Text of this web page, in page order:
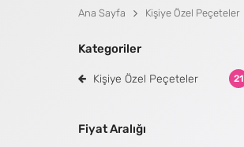
Ana Sayfa Kişiye Özel Peçeteler
Kategoriler
Kişiye Özel Peçeteler 21
Fiyat Aralığı